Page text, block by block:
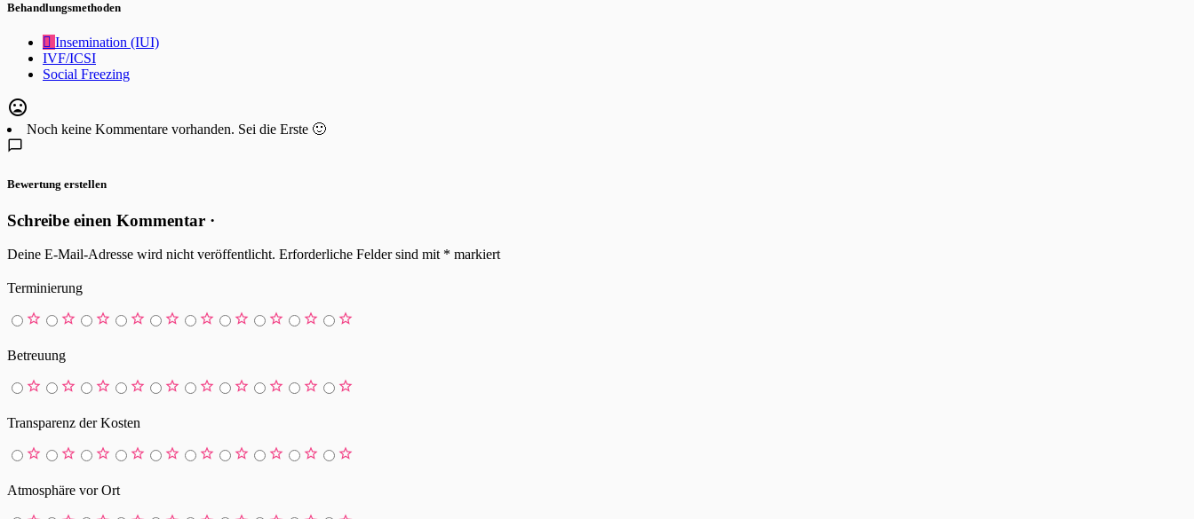
Behandlungsmethoden
Insemination (IUI)
IVF/ICSI
Social Freezing
Noch keine Kommentare vorhanden. Sei die Erste 🙂
Bewertung erstellen
Schreibe einen Kommentar ·
Deine E-Mail-Adresse wird nicht veröffentlicht. Erforderliche Felder sind mit * markiert
Terminierung
Betreuung
Transparenz der Kosten
Atmosphäre vor Ort